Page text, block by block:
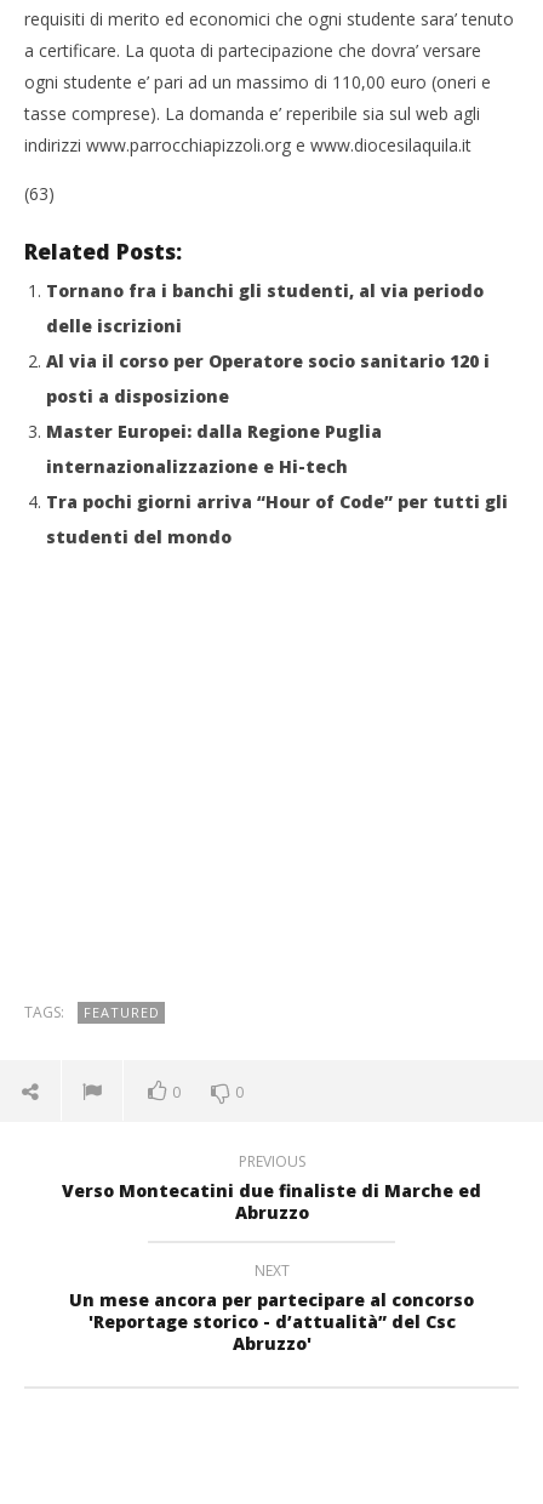
requisiti di merito ed economici che ogni studente sara’ tenuto
a certificare. La quota di partecipazione che dovra’ versare
ogni studente e’ pari ad un massimo di 110,00 euro (oneri e
tasse comprese). La domanda e’ reperibile sia sul web agli
indirizzi www.parrocchiapizzoli.org e www.diocesilaquila.it
(63)
Related Posts:
Tornano fra i banchi gli studenti, al via periodo
delle iscrizioni
Al via il corso per Operatore socio sanitario 120 i
posti a disposizione
Master Europei: dalla Regione Puglia
internazionalizzazione e Hi-tech
Tra pochi giorni arriva “Hour of Code” per tutti gli
studenti del mondo
TAGS: FEATURED
0 0
PREVIOUS
Verso Montecatini due finaliste di Marche ed
Abruzzo
NEXT
Un mese ancora per partecipare al concorso
'Reportage storico - d’attualità” del Csc
Abruzzo'